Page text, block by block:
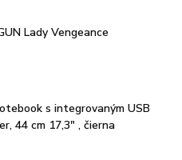
Lady Vengeance
s integrovaným USB
44 cm 17,3" , čierna